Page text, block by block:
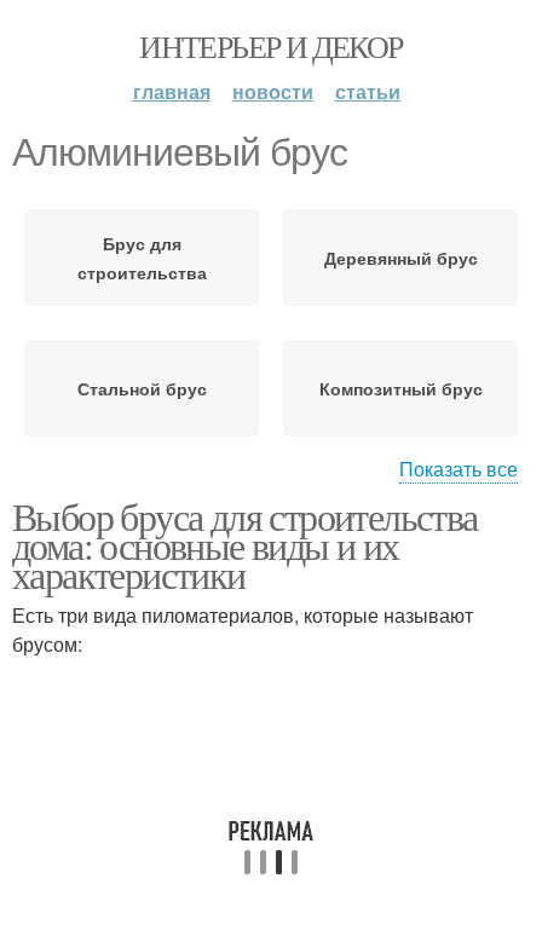
ИНТЕРЬЕР И ДЕКОР
главная новости статьи
Алюминиевый брус
Брус для
строительства
Деревянный брус
Стальной брус Композитный брус
Цельный брус Клееный брус
Металлический брус
Показать все
Выбор бруса для строительства
дома: основные виды и их
характеристики
Есть три вида пиломатериалов, которые называют
брусом: